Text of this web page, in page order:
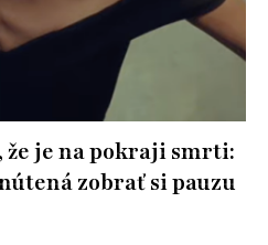
že je na pokraji smrti:
zobrať si pauzu